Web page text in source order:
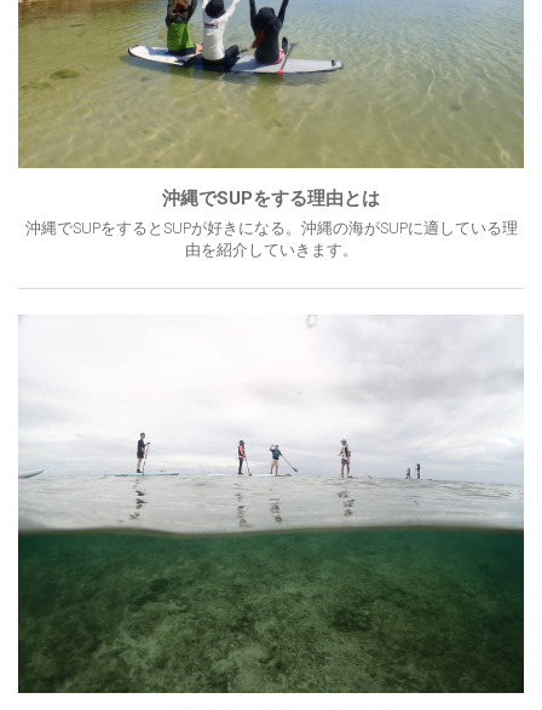
沖縄でSUPをする理由とは
沖縄でSUPをするとSUPが好きになる。沖縄の海がSUPに適している理
由を紹介していきます。